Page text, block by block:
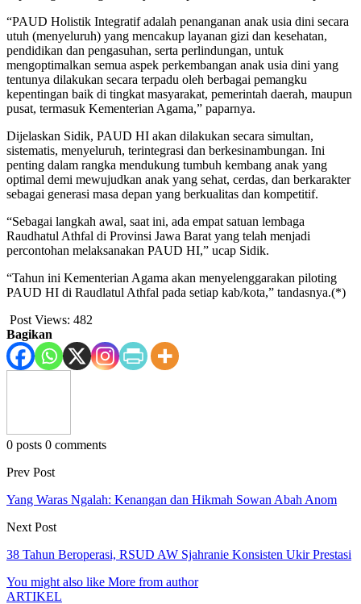
“PAUD Holistik Integratif adalah penanganan anak usia dini secara
utuh (menyeluruh) yang mencakup layanan gizi dan kesehatan,
pendidikan dan pengasuhan, serta perlindungan, untuk
mengoptimalkan semua aspek perkembangan anak usia dini yang
tentunya dilakukan secara terpadu oleh berbagai pemangku
kepentingan baik di tingkat masyarakat, pemerintah daerah, maupun
pusat, termasuk Kementerian Agama,” paparnya.
Dijelaskan Sidik, PAUD HI akan dilakukan secara simultan,
sistematis, menyeluruh, terintegrasi dan berkesinambungan. Ini
penting dalam rangka mendukung tumbuh kembang anak yang
optimal demi mewujudkan anak yang sehat, cerdas, dan berkarakter
sebagai generasi masa depan yang berkualitas dan kompetitif.
“Sebagai langkah awal, saat ini, ada empat satuan lembaga
Raudhatul Athfal di Provinsi Jawa Barat yang telah menjadi
percontohan melaksanakan PAUD HI,” ucap Sidik.
“Tahun ini Kementerian Agama akan menyelenggarakan piloting
PAUD HI di Raudlatul Athfal pada setiap kab/kota,” tandasnya.(*)
Post Views: 482
Bagikan
0 posts 0 comments
Prev Post
Yang Waras Ngalah: Kenangan dan Hikmah Sowan Abah Anom
Next Post
38 Tahun Beroperasi, RSUD AW Sjahranie Konsisten Ukir Prestasi
You might also like More from author
ARTIKEL